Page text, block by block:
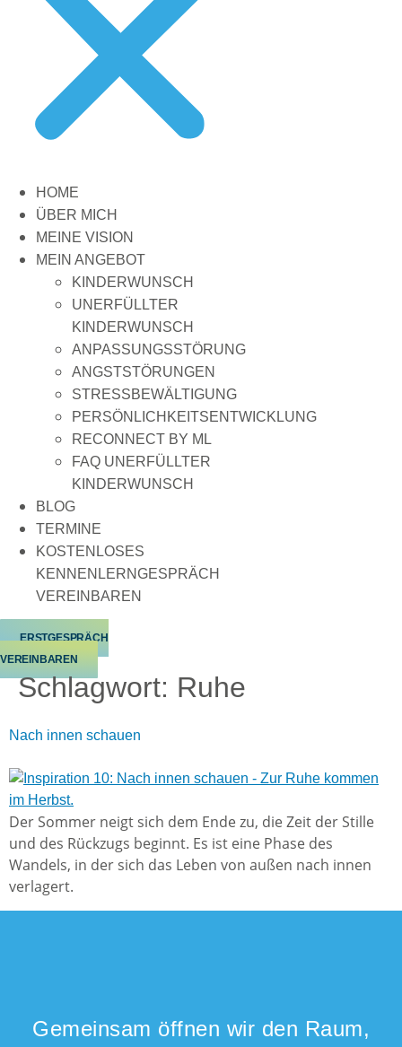
HOME
ÜBER MICH
MEINE VISION
MEIN ANGEBOT
KINDERWUNSCH
UNERFÜLLTER
KINDERWUNSCH
ANPASSUNGSSTÖRUNG
ANGSTSTÖRUNGEN
STRESSBEWÄLTIGUNG
PERSÖNLICHKEITSENTWICKLUNG
RECONNECT BY ML
FAQ UNERFÜLLTER
KINDERWUNSCH
BLOG
TERMINE
KOSTENLOSES
KENNENLERNGESPRÄCH
VEREINBAREN
ERSTGESPRÄCH
VEREINBAREN
Schlagwort: Ruhe
Nach innen schauen
Der Sommer neigt sich dem Ende zu, die Zeit der Stille
und des Rückzugs beginnt. Es ist eine Phase des
Wandels, in der sich das Leben von außen nach innen
verlagert.
Gemeinsam öffnen wir den Raum,